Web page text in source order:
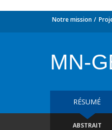
Notre mission
MN-
RÉSUMÉ
ABSTRAIT